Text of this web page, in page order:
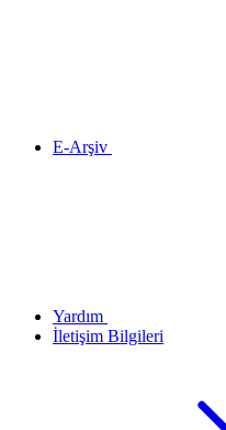
E-Arşiv
Yardım
İletişim Bilgileri